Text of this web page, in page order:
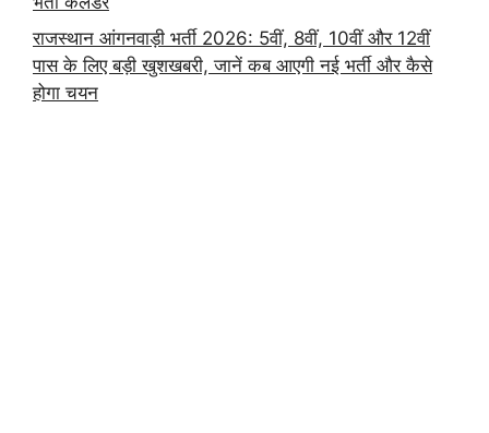
राजस्थान आंगनवाड़ी भर्ती 2026: 5वीं, 8वीं, 10वीं और 12वीं
पास के लिए बड़ी खुशखबरी, जानें कब आएगी नई भर्ती और कैसे
होगा चयन